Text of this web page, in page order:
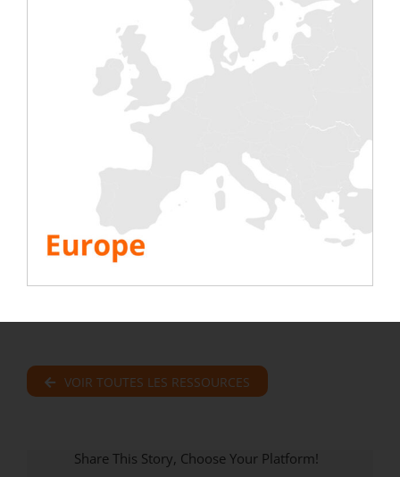
Le nouveau Datacenter « green » de Sigma
utilise la technique du free cooling, un
procédé qui se sert de l’air extérieur pour
refroidir les serveurs, réduisant ainsi
nettement la consommation énergétique
du Datacenter. Un point déterminant car
comme le rappelle Emmanuel Bour,
responsable du projet chez Rentaload « un
Datacenter est un ogre de consommation
énergétique, la climatisation et les serveurs
représentent a eux seuls 75 % de la
consommation électrique. C’est pourquoi,
il est impératif de tester régulièrement leur
bon fonctionnement, à l’aide d’un banc de
VOIR TOUTES LES RESSOURCES
Share This Story, Choose Your Platform!